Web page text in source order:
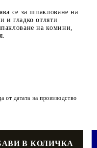
се за шпакловане на
и гладко отляти
на комини,
от датата на производство